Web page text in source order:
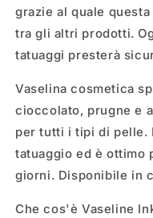
grazie al quale
tra gli altri prodotti.
tatuaggi presterà
Vaselina cosmetica
cioccolato, prugne e
per tutti i tipi di pelle.
tatuaggio ed è ottimo
giorni. Disponibile in
Che cos'è Vaseline